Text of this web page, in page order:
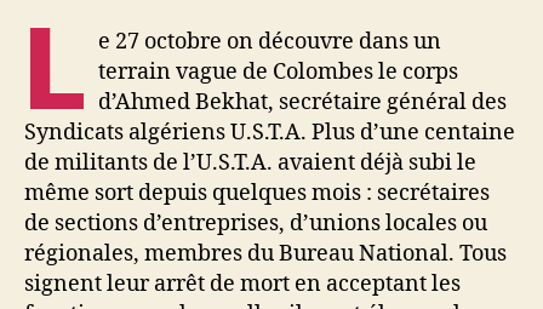
L e 27 octobre on découvre dans un
terrain vague de Colombes le corps
d’Ahmed Bekhat, secrétaire général des
Syndicats algériens U.S.T.A. Plus d’une centaine
de militants de l’U.S.T.A. avaient déjà subi le
même sort depuis quelques mois : secrétaires
de sections d’entreprises, d’unions locales ou
régionales, membres du Bureau National. Tous
signent leur arrêt de mort en acceptant les